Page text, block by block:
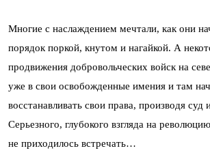
Многие с наслаждением мечтали, как они
порядок поркой, кнутом и нагайкой. А
продвижения добровольческих войск на
уже в свои освобожденные имения и там
восстанавливать свои права, производя суд
Серьезного, глубокого взгляда на
не приходилось встречать…